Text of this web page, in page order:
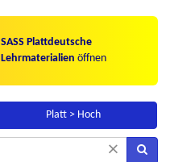
SASS Plattdeutsche
Lehrmaterialien öffnen
Platt > Hoch
×